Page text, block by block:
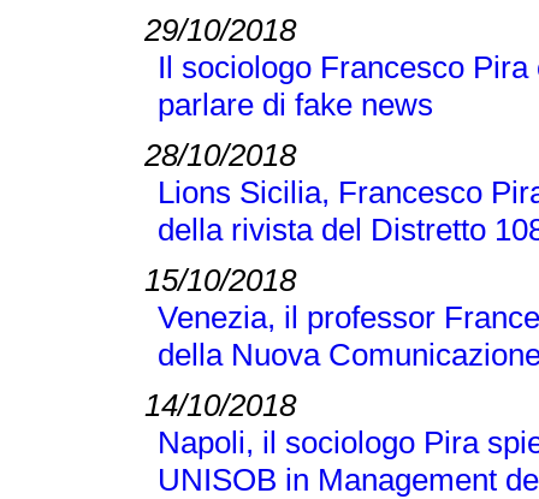
29/10/2018
Il sociologo Francesco
parlare di fake news
28/10/2018
Lions Sicilia, Francesco
della rivista del Distretto
15/10/2018
Venezia, il professor
della Nuova
14/10/2018
Napoli, il sociologo Pira
UNISOB in Management